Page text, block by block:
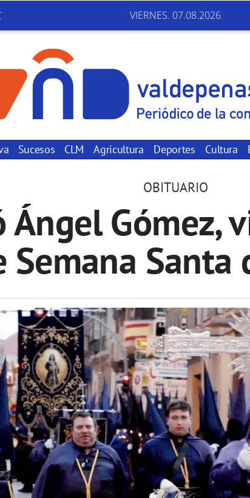
VIERNES. 07.08.2026
Sucesos CLM Agricultura Deportes Cultura
OBITUARIO
Ángel Gómez,
Semana Santa